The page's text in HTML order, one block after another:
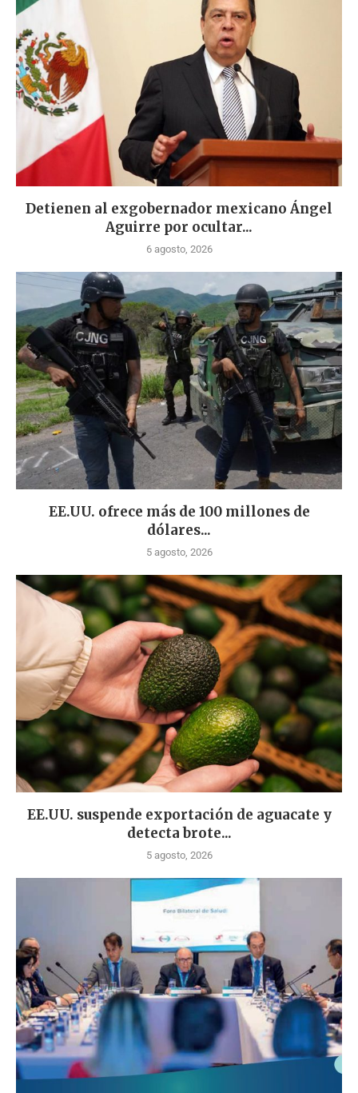
Detienen al exgobernador mexicano Ángel
Aguirre por ocultar...
6 agosto, 2026
EE.UU. ofrece más de 100 millones de
dólares...
5 agosto, 2026
EE.UU. suspende exportación de aguacate y
detecta brote...
5 agosto, 2026